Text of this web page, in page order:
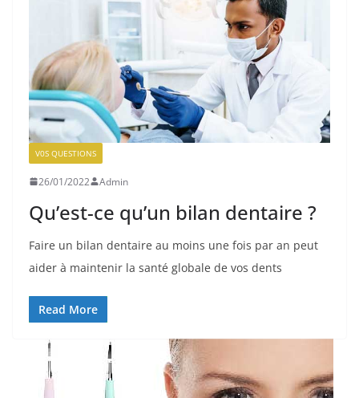
V0S QUESTIONS
26/01/2022 Admin
Qu’est-ce qu’un bilan dentaire ?
Faire un bilan dentaire au moins une fois par an peut
aider à maintenir la santé globale de vos dents
Read More